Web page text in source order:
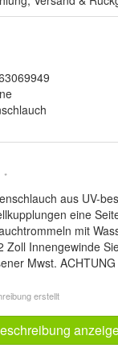
*
aus UV-
eine
mit
Zoll Innengewinde
Mwst.
erstellt